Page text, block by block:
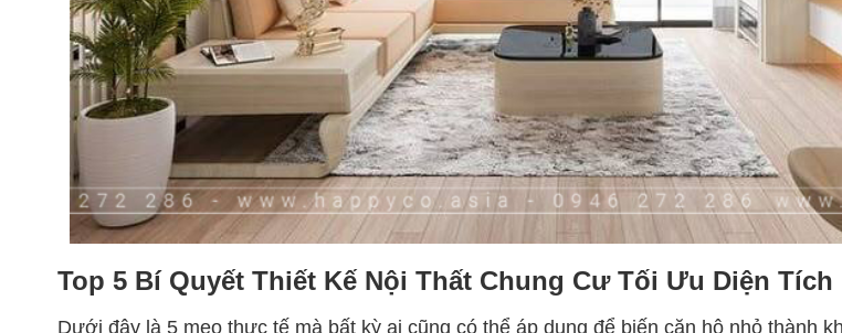
Top 5 Bí Quyết Thiết Kế Nội Thất Chung Cư Tối Ưu Diện Tích
Dưới đây là 5 mẹo thực tế mà bất kỳ ai cũng có thể áp dụng để biến căn hộ nhỏ thành